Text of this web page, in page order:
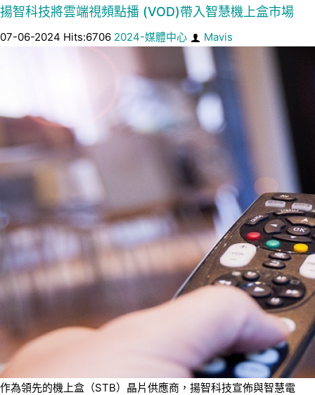
揚智科技將雲端視頻點播 (VOD)帶入智慧機上盒市場
07-06-2024 Hits:6706 2024-媒體中心 Mavis
作為領先的機上盒（STB）晶片供應商，揚智科技宣佈與智慧電